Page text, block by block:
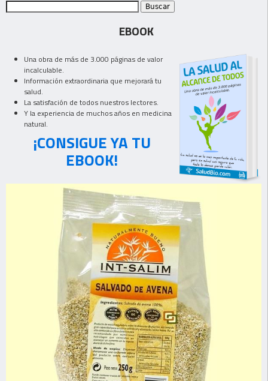
EBOOK
Una obra de más de 3.000 páginas de valor
incalculable.
Información extraordinaria que mejorará tu
salud.
La satisfación de todos nuestros lectores.
Y la experiencia de muchos años en medicina
natural.
¡CONSIGUE YA TU
EBOOK!